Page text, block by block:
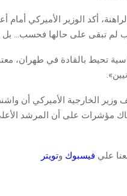
أكد الوزير الأميركي أمام
لم تبقى على حالها فحسب… بل
تحيط بالقادة في طهران،
وزير الخارجية الأميركي أن
مؤشرات على أن المرشد
علي فيسبوك وتويتر